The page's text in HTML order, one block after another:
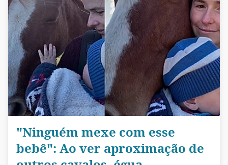
"Ninguém mexe com esse
bebê": Ao ver aproximação de